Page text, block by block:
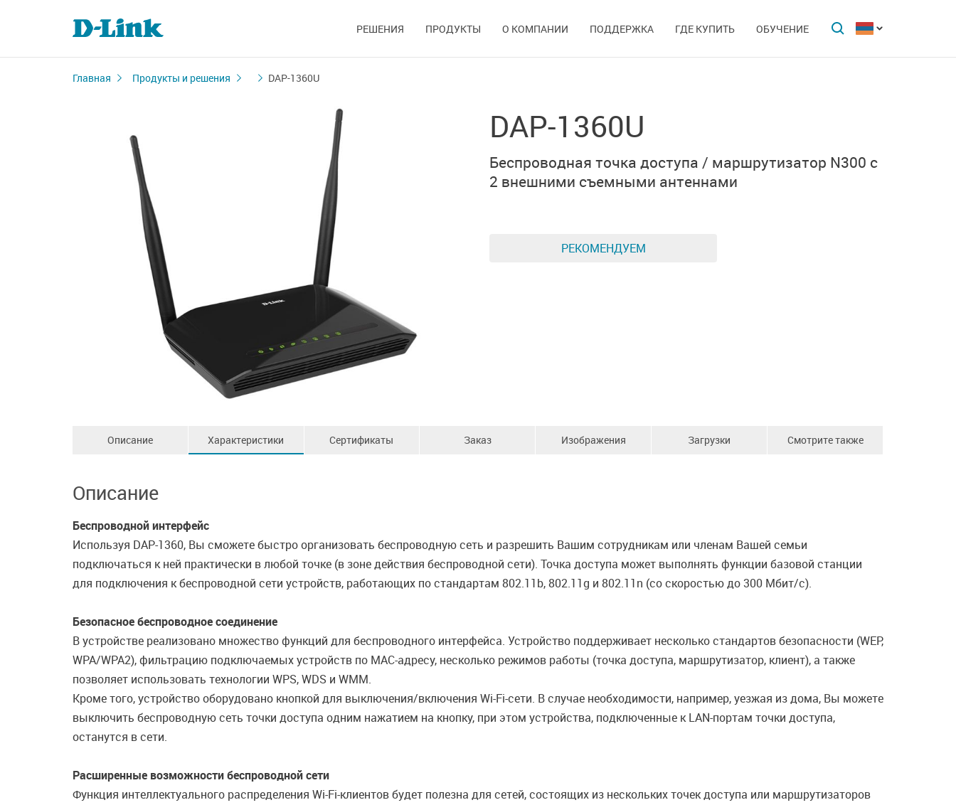
РЕШЕНИЯ ПРОДУКТЫ О КОМПАНИИ ПОДДЕРЖКА ГДЕ КУПИТЬ ОБУЧЕНИЕ
Главная Продукты и решения DAP-1360U
DAP-1360U
Беспроводная точка доступа / маршрутизатор N300 с
2 внешними съемными антеннами
РЕКОМЕНДУЕМ
Описание Характеристики Сертификаты Заказ Изображения Загрузки Смотрите также
Описание
Беспроводной интерфейс
Используя DAP-1360, Вы сможете быстро организовать беспроводную сеть и разрешить Вашим сотрудникам или членам Вашей семьи
подключаться к ней практически в любой точке (в зоне действия беспроводной сети). Точка доступа может выполнять функции базовой станции
для подключения к беспроводной сети устройств, работающих по стандартам 802.11b, 802.11g и 802.11n (со скоростью до 300 Мбит/с).
Безопасное беспроводное соединение
В устройстве реализовано множество функций для беспроводного интерфейса. Устройство поддерживает несколько стандартов безопасности (WEP,
WPA/WPA2), фильтрацию подключаемых устройств по MAC-адресу, несколько режимов работы (точка доступа, маршрутизатор, клиент), а также
позволяет использовать технологии WPS, WDS и WMM.
Кроме того, устройство оборудовано кнопкой для выключения/включения Wi-Fi-сети. В случае необходимости, например, уезжая из дома, Вы можете
выключить беспроводную сеть точки доступа одним нажатием на кнопку, при этом устройства, подключенные к LAN-портам точки доступа,
останутся в сети.
Расширенные возможности беспроводной сети
Функция интеллектуального распределения Wi-Fi-клиентов будет полезна для сетей, состоящих из нескольких точек доступа или маршрутизаторов